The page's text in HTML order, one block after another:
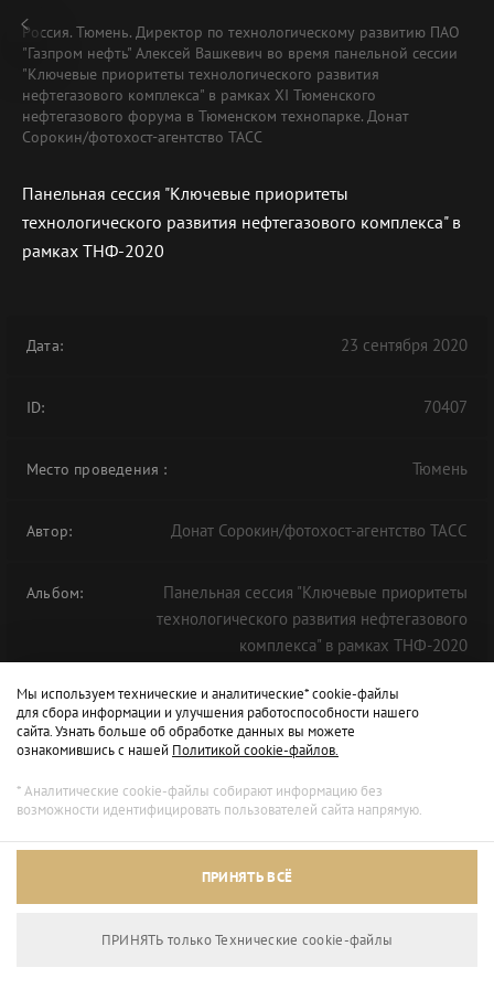
Россия. Тюмень. Директор по технологическому развитию ПАО
"Газпром нефть" Алексей Вашкевич во время панельной сессии
"Ключевые приоритеты технологического развития
нефтегазового комплекса" в рамках XI Тюменского
нефтегазового форума в Тюменском технопарке. Донат
Сорокин/фотохост-агентство ТАСС
Панельная сессия "Ключевые приоритеты
технологического развития нефтегазового комплекса" в
рамках ТНФ-2020
Дата: 23 сентября 2020
ID: 70407
Место проведения : Тюмень
Автор: Донат Сорокин/фотохост-агентство ТАСС
Альбом:
Панельная сессия "Ключевые приоритеты
технологического развития нефтегазового
комплекса" в рамках ТНФ-2020
Мы используем технические и аналитические* cookie-файлы
для сбора информации и улучшения работоспособности нашего
сайта. Узнать больше об обработке данных вы можете
ознакомившись с нашей Политикой cookie-файлов.
* Аналитические cookie-файлы собирают информацию без
возможности идентифицировать пользователей сайта напрямую.
ПРИНЯТЬ ВСЁ
ПРИНЯТЬ только Технические сookie-файлы